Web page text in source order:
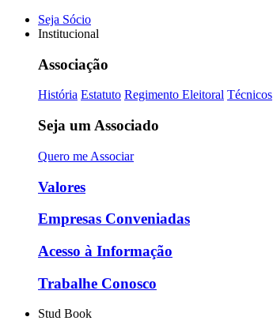
Seja Sócio
Institucional
Associação
História Estatuto Regimento Eleitoral Técnicos
Seja um Associado
Quero me Associar
Valores
Empresas Conveniadas
Acesso à Informação
Trabalhe Conosco
Stud Book